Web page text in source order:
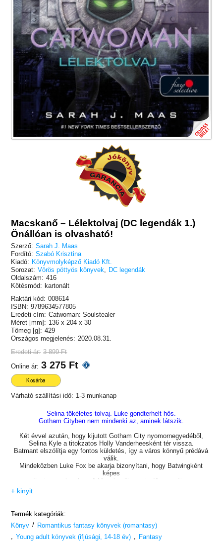
Macskanő – Lélektolvaj (DC legendák 1.)
Önállóan is olvasható!
Szerző: Sarah J. Maas
Fordító: Szabó Krisztina
Kiadó: Könyvmolyképző Kiadó Kft.
Sorozat: Vörös pöttyös könyvek, DC legendák
Oldalszám: 416
Kötésmód: kartonált
Raktári kód: 008614
ISBN: 9789634577805
Eredeti cím: Catwoman: Soulstealer
Méret [mm]: 136 x 204 x 30
Tömeg [g]: 429
Országos megjelenés: 2020.08.31.
Eredeti ár: 3 899 Ft
Online ár: 3 275 Ft
Kosárba
Várható szállítási idő: 1-3 munkanap
Selina tökéletes tolvaj. Luke gondterhelt hős.
Gotham Cityben nem mindenki az, aminek látszik.
Két évvel azután, hogy kijutott Gotham City nyomornegyedéből,
Selina Kyle a titokzatos Holly Vanderheesként tér vissza.
Batmant elszólítja egy fontos küldetés, így a város könnyű prédává
válik.
Mindeközben Luke Fox be akarja bizonyítani, hogy Batwingként
képes
segíteni az embereken. A Macskanőt veszi célba, az újonnan
tolvajt, aki Méregcsókkal és Harley Quinn-nel portyázik.
Selina ádáz küzdelmet folytat: éjszakánként Batwinggel,
napközben pedig a pokolian jóképű szomszédjával, Luke Foxszal.
Vajon képes lesz-e végrehajtani a szívének legfontosabb tervét,
miközben a múlt egy darabkája veszéllyel fenyegetve a nyomába
szegődik?
+ kinyit
Termék kategóriák:
Könyv / Romantikus fantasy könyvek (romantasy)
, Young adult könyvek (ifjúsági, 14-18 év) , Fantasy